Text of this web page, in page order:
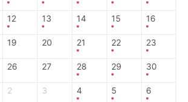
12 13 14 15 16
19 20 21 22 23
26 27 28 29 30
2 3 4 5 6